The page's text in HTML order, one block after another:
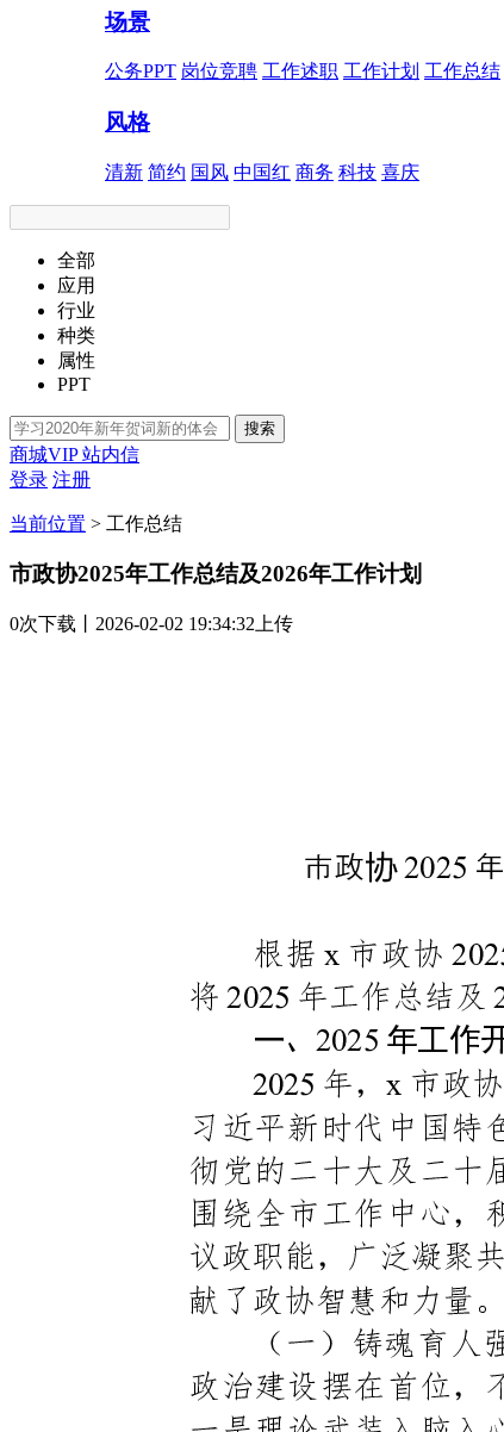
场景
公务PPT 岗位竞聘 工作述职 工作计划 工作总结
风格
清新 简约 国风 中国红 商务 科技 喜庆
全部
应用
行业
种类
属性
PPT
搜索
商城VIP站内信
登录 注册
当前位置 > 工作总结
市政协2025年工作总结及2026年工作计划
0次下载 丨2026-02-02 19:34:32上传